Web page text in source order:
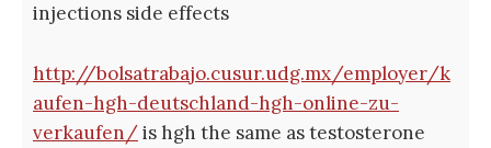
injections side effects
http://bolsatrabajo.cusur.udg.mx/employer/k
aufen-hgh-deutschland-hgh-online-zu-
verkaufen/is hgh the same as testosterone